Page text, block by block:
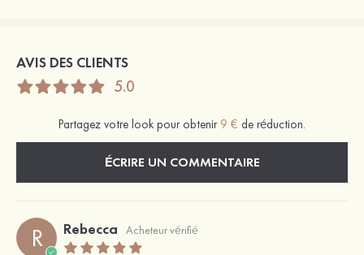
AVIS DES CLIENTS
5.0
Partagez votre look pour obtenir 9 € de réduction.
ÉCRIRE UN COMMENTAIRE
R Rebecca Acheteur vérifié